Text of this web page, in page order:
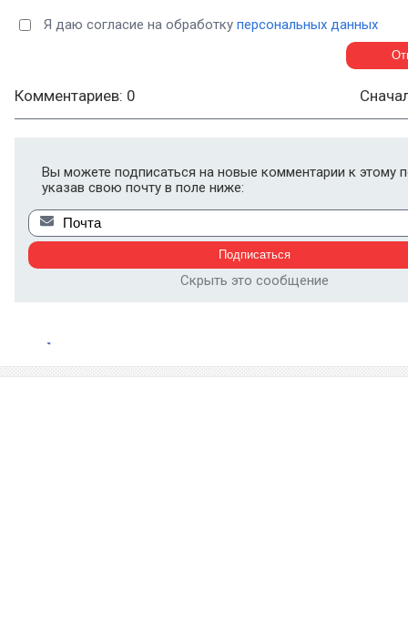
Я даю согласие на обработку персональных данных
Комментариев: 0
Вы можете подписаться на новые комментарии к этому
указав свою почту в поле ниже:
Скрыть это сообщение